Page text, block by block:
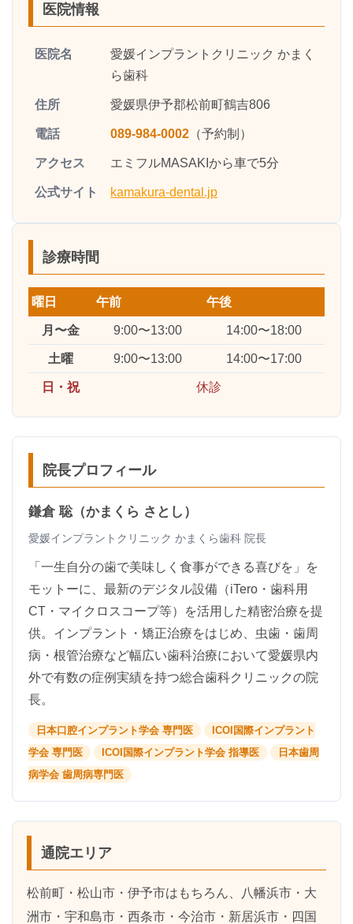
医院情報
医院名
愛媛インプラントクリニック かまく
ら歯科
住所 愛媛県伊予郡松前町鶴吉806
電話 089-984-0002（予約制）
アクセス エミフルMASAKIから車で5分
公式サイト kamakura-dental.jp
診療時間
曜日 午前 午後
月〜金 9:00〜13:00 14:00〜18:00
土曜 9:00〜13:00 14:00〜17:00
日・祝 休診
院長プロフィール
鎌倉 聡（かまくら さとし）
愛媛インプラントクリニック かまくら歯科 院長
「一生自分の歯で美味しく食事ができる喜びを」を
モットーに、最新のデジタル設備（iTero・歯科用
CT・マイクロスコープ等）を活用した精密治療を提
供。インプラント・矯正治療をはじめ、虫歯・歯周
病・根管治療など幅広い歯科治療において愛媛県内
外で有数の症例実績を持つ総合歯科クリニックの院
長。
日本口腔インプラント学会 専門医
ICOI国際インプラント
学会 専門医
ICOI国際インプラント学会 指導医
日本歯周
病学会 歯周病専門医
通院エリア
松前町・松山市・伊予市はもちろん、
八幡浜市・大
洲市・宇和島市・西条市・今治市・新居浜市・四国